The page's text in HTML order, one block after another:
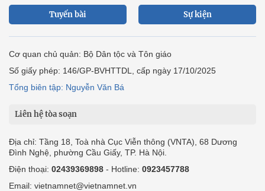
Tuyến bài Sự kiện
Cơ quan chủ quản: Bộ Dân tộc và Tôn giáo
Số giấy phép: 146/GP-BVHTTDL, cấp ngày 17/10/2025
Tổng biên tập: Nguyễn Văn Bá
Liên hệ tòa soạn
Địa chỉ: Tầng 18, Toà nhà Cục Viễn thông (VNTA), 68 Dương
Đình Nghệ, phường Cầu Giấy, TP. Hà Nội.
Điện thoại: 02439369898 - Hotline: 0923457788
Email: vietnamnet@vietnamnet.vn